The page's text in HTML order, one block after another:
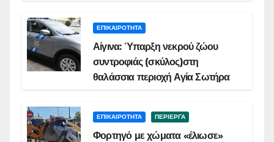
ΕΠΙΚΑΙΡΟΤΗΤΑ
Αίγινα: Ύπαρξη νεκρού ζώου
συντροφιάς (σκύλος)στη
θαλάσσια περιοχή Αγία Σωτήρα
ΕΠΙΚΑΙΡΟΤΗΤΑ ΠΕΡΙΕΡΓΑ
Φορτηγό με χώματα «έλιωσε»